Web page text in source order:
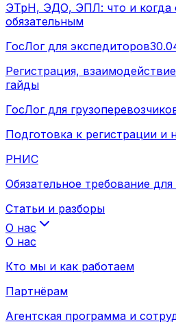
ЭТрН, ЭДО, ЭПЛ: что и когда
обязательным
ГосЛог для экспедиторов
Регистрация,
гайды
ГосЛог для
Подготовка к регистрации и
РНИС
Обязательное требование
Статьи и разборы
О нас
О нас
Кто мы и как работаем
Партнёрам
Агентская программа и